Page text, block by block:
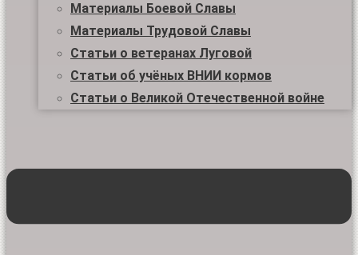
Материалы Боевой Славы
Материалы Трудовой Славы
Статьи о ветеранах Луговой
Статьи об учёных ВНИИ кормов
Статьи о Великой Отечественной войне